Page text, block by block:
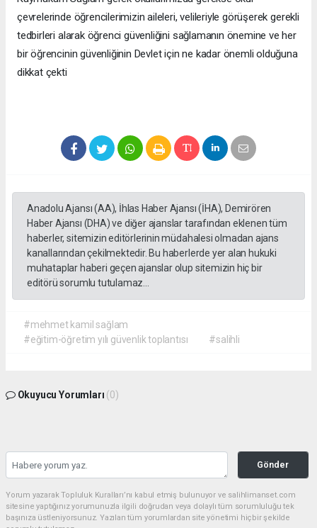
çevrelerinde öğrencilerimizin aileleri, velileriyle görüşerek gerekli
tedbirleri alarak öğrenci güvenliğini sağlamanın önemine ve her
bir öğrencinin güvenliğinin Devlet için ne kadar önemli olduğuna
dikkat çekti
Anadolu Ajansı (AA), İhlas Haber Ajansı (İHA), Demirören
Haber Ajansı (DHA) ve diğer ajanslar tarafından eklenen tüm
haberler, sitemizin editörlerinin müdahalesi olmadan ajans
kanallarından çekilmektedir. Bu haberlerde yer alan hukuki
muhataplar haberi geçen ajanslar olup sitemizin hiç bir
editörü sorumlu tutulamaz...
#mehmet kamil sağlam
#eğitim-öğretim yılı güvenlik toplantısı
#salihli
Okuyucu Yorumları (0)
Gönder
Yorum yazarak Topluluk Kuralları’nı kabul etmiş bulunuyor ve salihlimanset.com
sitesine yaptığınız yorumunuzla ilgili doğrudan veya dolaylı tüm sorumluluğu tek
başınıza üstleniyorsunuz. Yazılan tüm yorumlardan site yönetimi hiçbir şekilde